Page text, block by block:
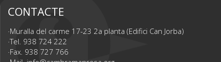
CONTACTE
Muralla del carme 17-23 2a planta (Edifici Can Jorba)
Tel. 938 724 222
Fax. 938 727 766